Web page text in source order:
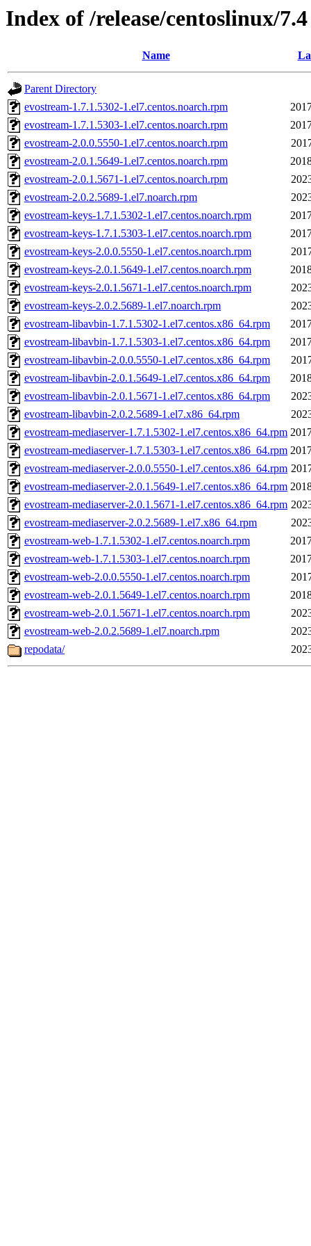
Index of /release/centoslinux/7.4
Name
Parent Directory
evostream-1.7.1.5302-1.el7.centos.noarch.rpm
evostream-1.7.1.5303-1.el7.centos.noarch.rpm
evostream-2.0.0.5550-1.el7.centos.noarch.rpm
evostream-2.0.1.5649-1.el7.centos.noarch.rpm
evostream-2.0.1.5671-1.el7.centos.noarch.rpm
evostream-2.0.2.5689-1.el7.noarch.rpm
evostream-keys-1.7.1.5302-1.el7.centos.noarch.rpm
evostream-keys-1.7.1.5303-1.el7.centos.noarch.rpm
evostream-keys-2.0.0.5550-1.el7.centos.noarch.rpm
evostream-keys-2.0.1.5649-1.el7.centos.noarch.rpm
evostream-keys-2.0.1.5671-1.el7.centos.noarch.rpm
evostream-keys-2.0.2.5689-1.el7.noarch.rpm
evostream-libavbin-1.7.1.5302-1.el7.centos.x86_64.rpm
evostream-libavbin-1.7.1.5303-1.el7.centos.x86_64.rpm
evostream-libavbin-2.0.0.5550-1.el7.centos.x86_64.rpm
evostream-libavbin-2.0.1.5649-1.el7.centos.x86_64.rpm
evostream-libavbin-2.0.1.5671-1.el7.centos.x86_64.rpm
evostream-libavbin-2.0.2.5689-1.el7.x86_64.rpm
evostream-mediaserver-1.7.1.5302-1.el7.centos.x86_64.rpm
evostream-mediaserver-1.7.1.5303-1.el7.centos.x86_64.rpm
evostream-mediaserver-2.0.0.5550-1.el7.centos.x86_64.rpm
evostream-mediaserver-2.0.1.5649-1.el7.centos.x86_64.rpm
evostream-mediaserver-2.0.1.5671-1.el7.centos.x86_64.rpm
evostream-mediaserver-2.0.2.5689-1.el7.x86_64.rpm
evostream-web-1.7.1.5302-1.el7.centos.noarch.rpm
evostream-web-1.7.1.5303-1.el7.centos.noarch.rpm
evostream-web-2.0.0.5550-1.el7.centos.noarch.rpm
evostream-web-2.0.1.5649-1.el7.centos.noarch.rpm
evostream-web-2.0.1.5671-1.el7.centos.noarch.rpm
evostream-web-2.0.2.5689-1.el7.noarch.rpm
repodata/